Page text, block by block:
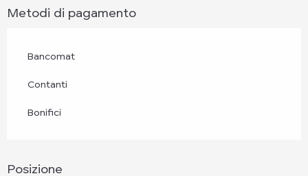
Metodi di pagamento
Bancomat
Contanti
Bonifici
Posizione